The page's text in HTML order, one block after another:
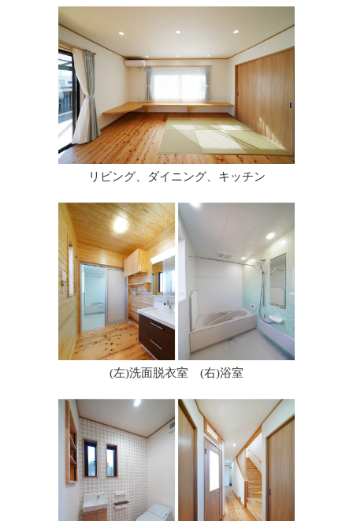
リビング、ダイニング、キッチン
(左)洗面脱衣室 (右)浴室